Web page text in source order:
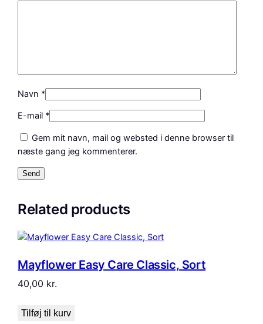
Navn *
E-mail *
Gem mit navn, mail og websted i denne browser til
næste gang jeg kommenterer.
Related products
Mayflower Easy Care Classic, Sort
40,00 kr.
Tilføj til kurv